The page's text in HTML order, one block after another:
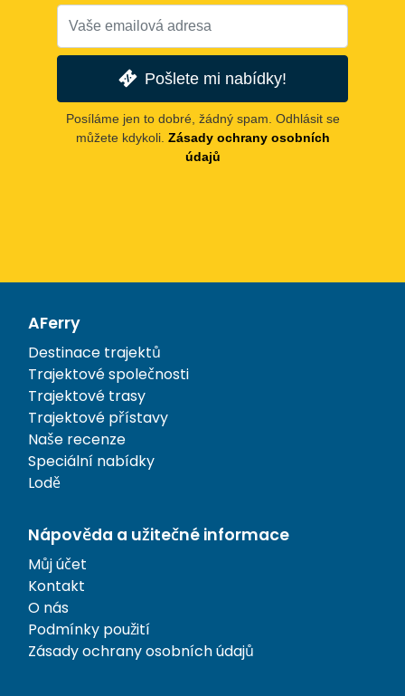
Pošlete mi nabídky!
Posíláme jen to dobré, žádný spam. Odhlásit se
můžete kdykoli. Zásady ochrany osobních
údajů
AFerry
Destinace trajektů
Trajektové společnosti
Trajektové trasy
Trajektové přístavy
Naše recenze
Speciální nabídky
Lodě
Nápověda a užitečné informace
Můj účet
Kontakt
O nás
Podmínky použití
Zásady ochrany osobních údajů